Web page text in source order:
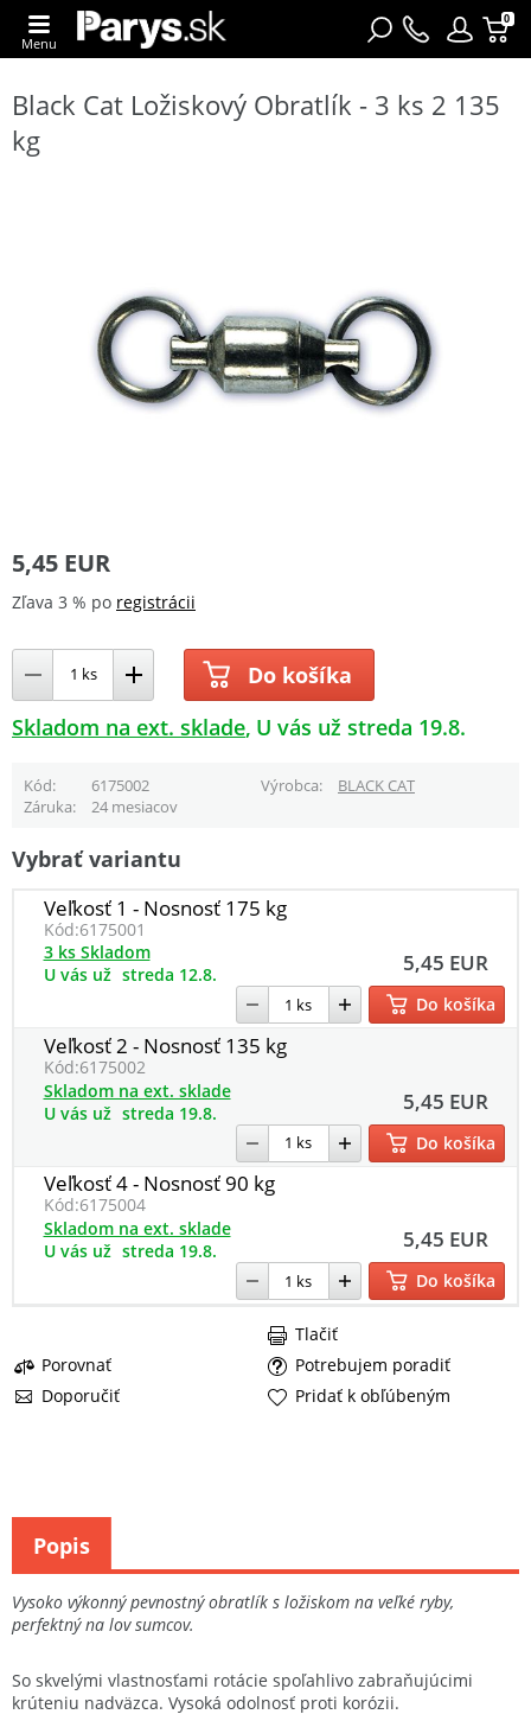
0
Menu
Black Cat Ložiskový Obratlík - 3 ks 2 135
kg
5,45 EUR
Zľava 3 % po registrácii
Do košíka
Skladom na ext. sklade U vás už streda 19.8.
Kód 6175002 Výrobca
BLACK CAT
Záruka
24 mesiacov
Vybrať variantu
Veľkosť 1 - Nosnosť 175 kg
Kód:6175001
5,45 EUR
3 ks Skladom
U vás už streda 12.8.
Do košíka
Veľkosť 2 - Nosnosť 135 kg
Kód:6175002
5,45 EUR
Skladom na ext. sklade
U vás už streda 19.8.
Do košíka
Veľkosť 4 - Nosnosť 90 kg
Kód:6175004
5,45 EUR
Skladom na ext. sklade
U vás už streda 19.8.
Do košíka
Porovnať
Potrebujem poradiť
Doporučiť
Tlačiť
Pridať k obľúbeným
Vysoko výkonný pevnostný obratlík s ložiskom na veľké ryby,
perfektný na lov sumcov.
So skvelými vlastnosťami rotácie spoľahlivo zabraňujúcimi
krúteniu nadväzca. Vysoká odolnosť proti korózii.
Popis